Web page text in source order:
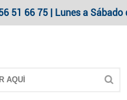
51 66 75 | Lunes a